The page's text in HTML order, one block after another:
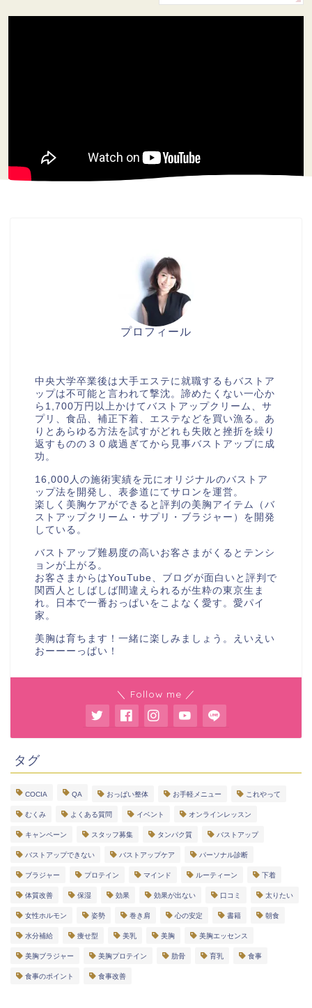
プロフィール
中央大学卒業後は大手エステに就職するもバストア
ップは不可能と言われて撃沈。諦めたくない一心か
ら1,700万円以上かけてバストアップクリーム、サ
プリ、食品、補正下着、エステなどを買い漁る。あ
りとあらゆる方法を試すがどれも失敗と挫折を繰り
返すものの３０歳過ぎてから見事バストアップに成
功。
16,000人の施術実績を元にオリジナルのバストア
ップ法を開発し、表参道にてサロンを運営。
楽しく美胸ケアができると評判の美胸アイテム（バ
ストアップクリーム・サプリ・ブラジャー）を開発
している。
バストアップ難易度の高いお客さまがくるとテンシ
ョンが上がる。
お客さまからはYouTube、ブログが面白いと評判で
関西人としばしば間違えられるが生粋の東京生ま
れ。日本で一番おっぱいをこよなく愛す。愛パイ
家。
美胸は育ちます！一緒に楽しみましょう。えいえい
おーーーっぱい！
＼ Follow me ／
タグ
COCIA QA おっぱい整体 お手軽メニュー これやって
むくみ よくある質問 イベント オンラインレッスン
キャンペーン スタッフ募集 タンパク質 バストアップ
バストアップできない バストアップケア パーソナル診断
ブラジャー プロテイン マインド ルーティーン 下着
体質改善 保湿 効果 効果が出ない 口コミ 太りたい
女性ホルモン 姿勢 巻き肩 心の安定 書籍 朝食
水分補給 痩せ型 美乳 美胸 美胸エッセンス
美胸ブラジャー 美胸プロテイン 肋骨 育乳 食事
食事のポイント 食事改善